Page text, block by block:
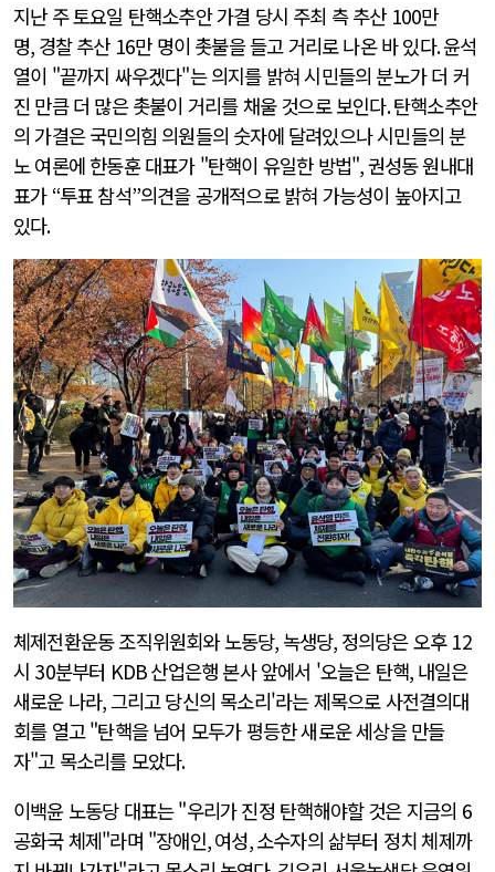
지난 주 토요일 탄핵소추안 가결 당시 주최 측 추산 100만
명, 경찰 추산 16만 명이 촛불을 들고 거리로 나온 바 있다.윤석
열이 "끝까지 싸우겠다"는 의지를 밝혀 시민들의 분노가 더 커
진 만큼 더 많은 촛불이 거리를 채울 것으로 보인다.탄핵소추안
의 가결은 국민의힘 의원들의 숫자에 달려있으나 시민들의 분
노 여론에 한동훈 대표가 "탄핵이 유일한 방법",권성동 원내대
표가 “투표 참석”의견을 공개적으로 밝혀 가능성이 높아지고
있다.
체제전환운동 조직위원회와 노동당, 녹생당, 정의당은 오후 12
시 30분부터 KDB산업은행 본사 앞에서 '오늘은 탄핵, 내일은
새로운 나라,그리고 당신의 목소리'라는 제목으로 사전결의대
회를 열고 "탄핵을 넘어 모두가 평등한 새로운 세상을 만들
자"고 목소리를 모았다.
이백윤 노동당 대표는 "우리가 진정 탄핵해야할 것은 지금의 6
공화국 체제"라며 "장애인,여성,소수자의 삶부터 정치 체제까